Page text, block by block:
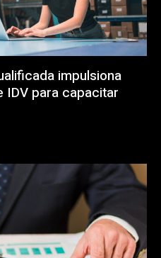
impulsiona
IDV para capacitar